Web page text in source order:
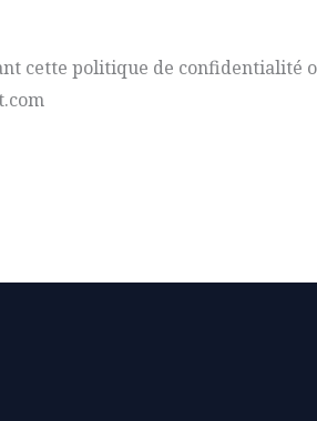
cette politique de confidentialité